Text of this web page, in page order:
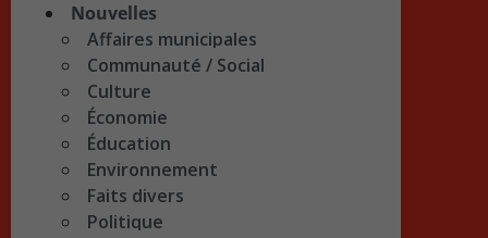
Nouvelles
Affaires municipales
Communauté / Social
Culture
Économie
Éducation
Environnement
Faits divers
Politique